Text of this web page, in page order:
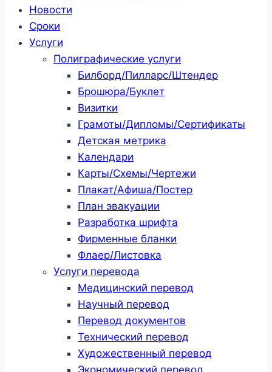
Новости
Сроки
Услуги
Полиграфические услуги
Билборд/Пилларс/Штендер
Брошюра/Буклет
Визитки
Грамоты/Дипломы/Сертификаты
Детская метрика
Календари
Карты/Схемы/Чертежи
Плакат/Афиша/Постер
План эвакуации
Разработка шрифта
Фирменные бланки
Флаер/Листовка
Услуги перевода
Медицинский перевод
Научный перевод
Перевод документов
Технический перевод
Художественный перевод
Экономический перевод